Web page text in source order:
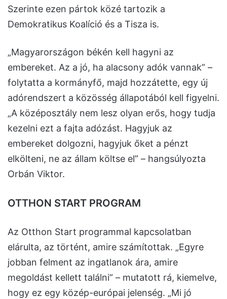
Szerinte ezen pártok közé tartozik a
Demokratikus Koalíció és a Tisza is.
„Magyarországon békén kell hagyni az
embereket. Az a jó, ha alacsony adók vannak” –
folytatta a kormányfő, majd hozzátette, egy új
adórendszert a közösség állapotából kell figyelni.
„A középosztály nem lesz olyan erős, hogy tudja
kezelni ezt a fajta adózást. Hagyjuk az
embereket dolgozni, hagyjuk őket a pénzt
elkölteni, ne az állam költse el” – hangsúlyozta
Orbán Viktor.
OTTHON START PROGRAM
Az Otthon Start programmal kapcsolatban
elárulta, az történt, amire számítottak. „Egyre
jobban felment az ingatlanok ára, amire
megoldást kellett találni” – mutatott rá, kiemelve,
hogy ez egy közép-európai jelenség. „Mi jó